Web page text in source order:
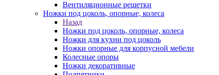
Вентиляционные решетки
Ножки под цоколь, опорные, колеса
Назад
Ножки под цоколь, опорные, колеса
Ножки для кухни под цоколь
Ножки опорные для корпусной мебели
Колесные опоры
Ножки декоративные